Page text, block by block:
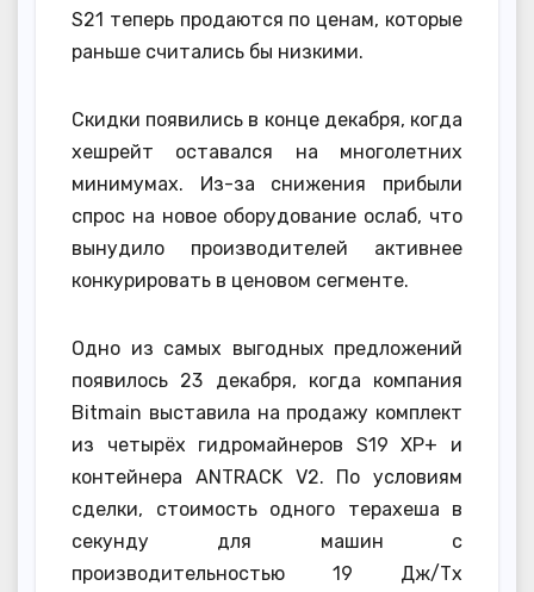
S21 теперь продаются по ценам, которые
раньше считались бы низкими.
Скидки появились в конце декабря, когда
хешрейт оставался на многолетних
минимумах. Из-за снижения прибыли
спрос на новое оборудование ослаб, что
вынудило производителей активнее
конкурировать в ценовом сегменте.
Одно из самых выгодных предложений
появилось 23 декабря, когда компания
Bitmain выставила на продажу комплект
из четырёх гидромайнеров S19 XP+ и
контейнера ANTRACK V2. По условиям
сделки, стоимость одного терахеша в
секунду для машин с
производительностью 19 Дж/Тх